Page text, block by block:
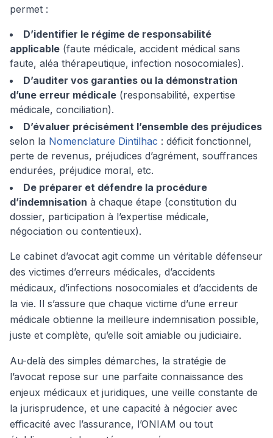
permet :
D’identifier le régime de responsabilité
applicable (faute médicale, accident médical sans
faute, aléa thérapeutique, infection nosocomiales).
D’auditer vos garanties ou la démonstration
d’une erreur médicale (responsabilité, expertise
médicale, conciliation).
D’évaluer précisément l’ensemble des préjudices
selon la Nomenclature Dintilhac : déficit fonctionnel,
perte de revenus, préjudices d’agrément, souffrances
endurées, préjudice moral, etc.
De préparer et défendre la procédure
d’indemnisation à chaque étape (constitution du
dossier, participation à l’expertise médicale,
négociation ou contentieux).
Le cabinet d’avocat agit comme un véritable défenseur
des victimes d’erreurs médicales, d’accidents
médicaux, d’infections nosocomiales et d’accidents de
la vie. Il s’assure que chaque victime d’une erreur
médicale obtienne la meilleure indemnisation possible,
juste et complète, qu’elle soit amiable ou judiciaire.
Au-delà des simples démarches, la stratégie de
l’avocat repose sur une parfaite connaissance des
enjeux médicaux et juridiques, une veille constante de
la jurisprudence, et une capacité à négocier avec
efficacité avec l’assurance, l’ONIAM ou tout